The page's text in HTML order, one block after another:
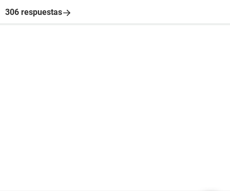
306 respuestas